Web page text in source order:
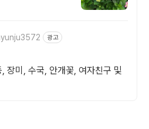
광고
장미, 수국, 안개꽃, 여자친구 및